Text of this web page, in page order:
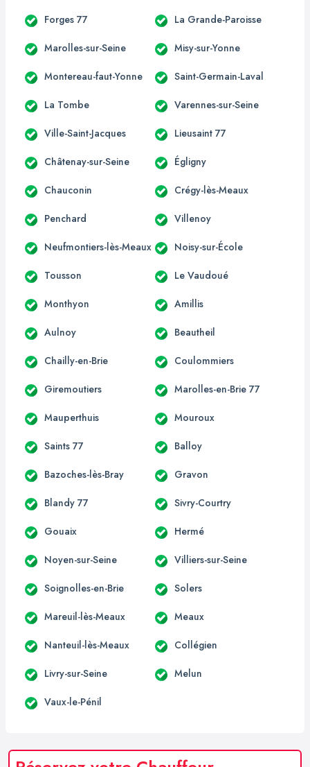
Forges 77 La Grande-Paroisse
Marolles-sur-Seine Misy-sur-Yonne
Montereau-faut-Yonne Saint-Germain-Laval
La Tombe Varennes-sur-Seine
Ville-Saint-Jacques Lieusaint 77
Châtenay-sur-Seine Égligny
Chauconin Crégy-lès-Meaux
Penchard Villenoy
Neufmontiers-lès-Meaux Noisy-sur-École
Tousson Le Vaudoué
Monthyon Amillis
Aulnoy Beautheil
Chailly-en-Brie Coulommiers
Giremoutiers Marolles-en-Brie 77
Mauperthuis Mouroux
Saints 77 Balloy
Bazoches-lès-Bray Gravon
Blandy 77 Sivry-Courtry
Gouaix Hermé
Noyen-sur-Seine Villiers-sur-Seine
Soignolles-en-Brie Solers
Mareuil-lès-Meaux Meaux
Nanteuil-lès-Meaux Collégien
Livry-sur-Seine Melun
Vaux-le-Pénil